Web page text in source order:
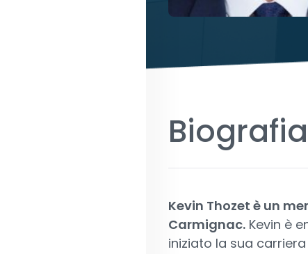
Biografia
Kevin Thozet è un
Carmignac. Kevin è
iniziato la sua